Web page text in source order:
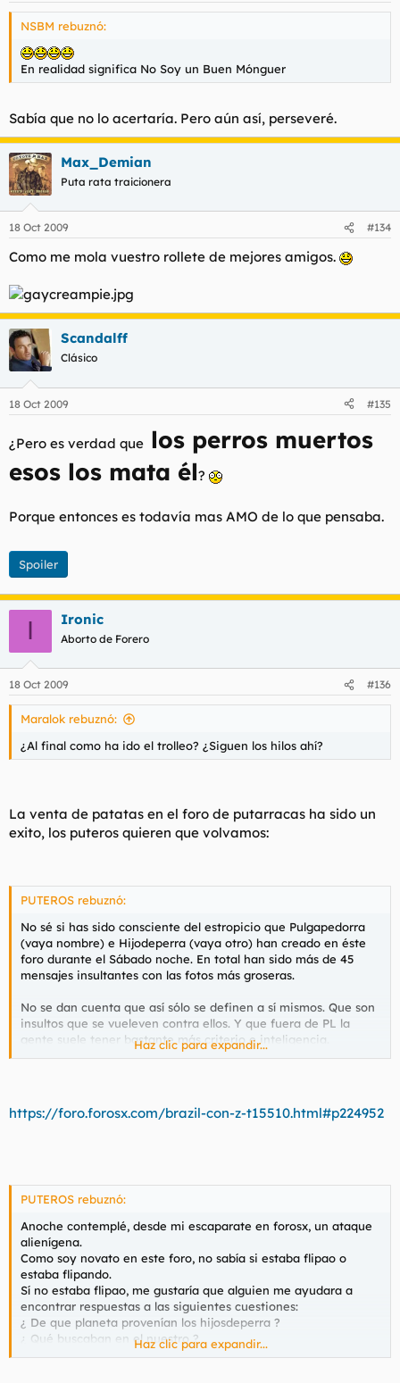
NSBM rebuznó:
En realidad significa No Soy un Buen Mónguer
Sabía que no lo acertaría. Pero aún así, perseveré.
Max_Demian
Puta rata traicionera
18 Oct 2009 #134
Como me mola vuestro rollete de mejores amigos.
Scandalff
Clásico
18 Oct 2009 #135
¿Pero es verdad que los perros muertos
esos los mata él?
Porque entonces es todavía mas AMO de lo que pensaba.
Spoiler
I Ironic
Aborto de Forero
18 Oct 2009 #136
Maralok rebuznó:
¿Al final como ha ido el trolleo? ¿Siguen los hilos ahí?
La venta de patatas en el foro de putarracas ha sido un
exito, los puteros quieren que volvamos:
PUTEROS rebuznó:
No sé si has sido consciente del estropicio que Pulgapedorra
(vaya nombre) e Hijodeperra (vaya otro) han creado en éste
foro durante el Sábado noche. En total han sido más de 45
mensajes insultantes con las fotos más groseras.
No se dan cuenta que así sólo se definen a sí mismos. Que son
insultos que se vueleven contra ellos. Y que fuera de PL la
gente suele tener bastante más criterio e inteligencia.
Haz clic para expandir...
https://foro.forosx.com/brazil-con-z-t15510.html#p224952
PUTEROS rebuznó:
Anoche contemplé, desde mi escaparate en forosx, un ataque
alienígena.
Como soy novato en este foro, no sabía si estaba flipao o
estaba flipando.
Sí no estaba flipao, me gustaría que alguien me ayudara a
encontrar respuestas a las siguientes cuestiones:
¿ De que planeta provenían los hijosdeperra ?
¿ Qué buscaban en el nuestro ?
¿ Ha sido la primera invasión masiva o ya existían precedentes
Haz clic para expandir...